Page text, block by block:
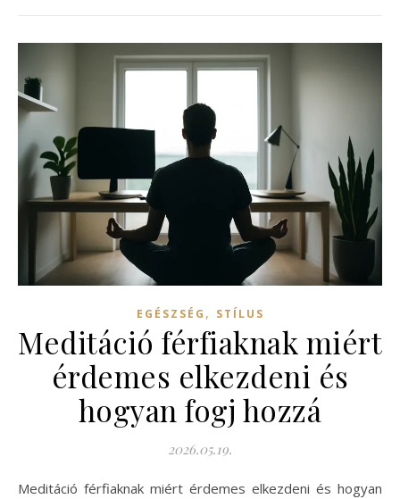
EGÉSZSÉG , STÍLUS
Meditáció férfiaknak miért
érdemes elkezdeni és
hogyan fogj hozzá
2026.05.19.
Meditáció férfiaknak miért érdemes elkezdeni és hogyan